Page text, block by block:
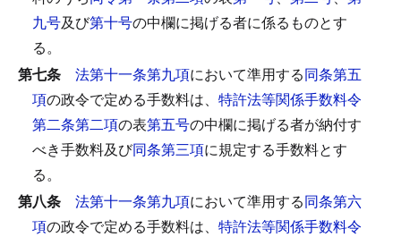
九号及び第十号の中欄に掲げる者に係るものとす
る。
第七条 法第十一条第九項において準用する同条第五
項の政令で定める手数料は、 特許法等関係手数料令
第二条第二項の表第五号の中欄に掲げる者が納付す
べき手数料及び同条第三項に規定する手数料とす
る。
第八条 法第十一条第九項において準用する同条第六
項の政令で定める手数料は、 特許法等関係手数料令